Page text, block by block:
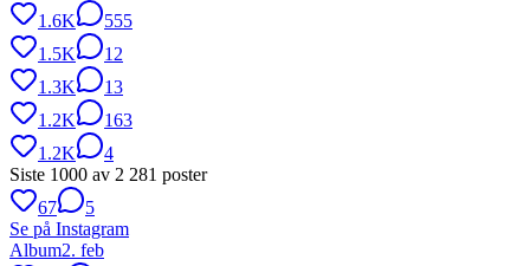
1.6K
555
1.5K
12
1.3K
13
1.2K
163
1.2K
4
Siste 1000 av 2 281 poster
67
5
Se på Instagram
Album2. feb